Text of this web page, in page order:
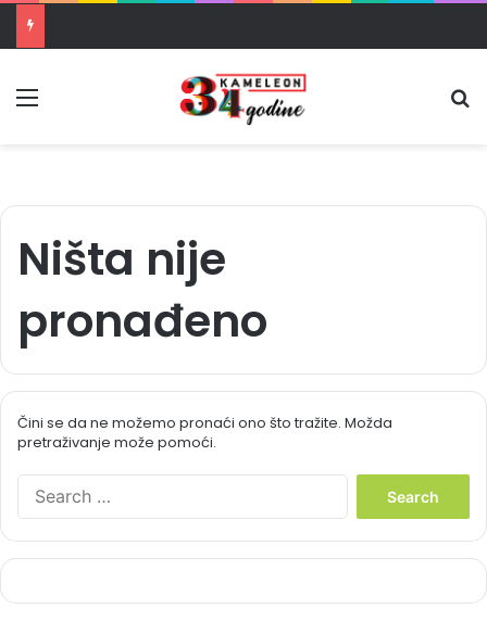
Ništa nije
pronađeno
Čini se da ne možemo pronaći ono što tražite. Možda
pretraživanje može pomoći.
h